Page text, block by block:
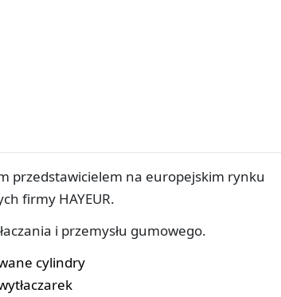
przedstawicielem na europejskim rynku
firmy HAYEUR.
i przemysłu gumowego.
cylindry